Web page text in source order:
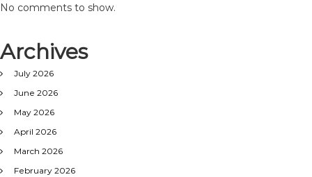
No comments to show.
Archives
July 2026
June 2026
May 2026
April 2026
March 2026
February 2026